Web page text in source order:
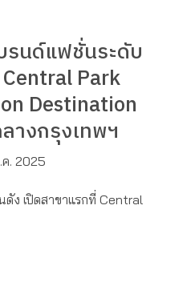
รนด์แฟชั่นระดับ
Park
Destination
างกรุงเทพฯ
ค. 2025